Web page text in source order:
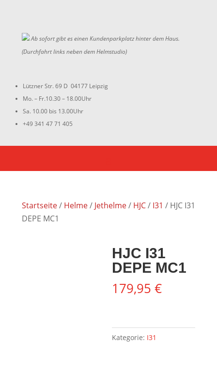
Ab sofort gibt es einen Kundenparkplatz hinter dem Haus.
(Durchfahrt links neben dem Helmstudio)
Lützner Str. 69 D 04177 Leipzig
Mo. – Fr.10.30 – 18.00Uhr
Sa. 10.00 bis 13.00Uhr
+49 341 47 71 405
Startseite/ Helme/ Jethelme/ HJC/ I31 / HJC I31
DEPE MC1
HJC I31
DEPE MC1
179,95€
Kategorie: I31